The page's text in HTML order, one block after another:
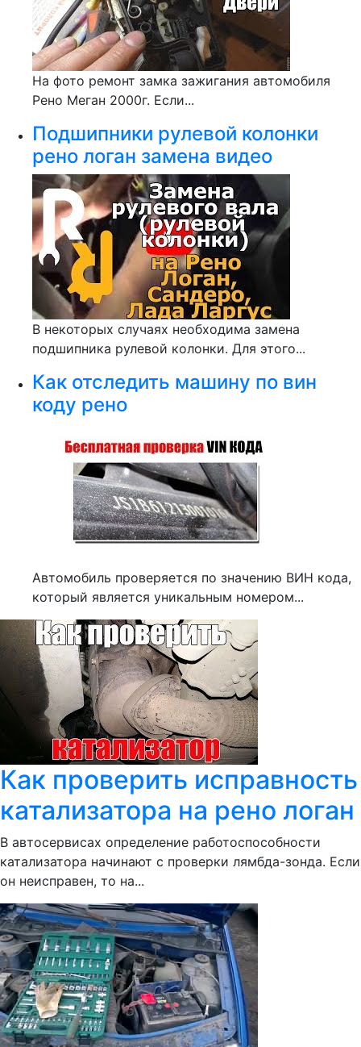
На фото ремонт замка зажигания автомобиля
Рено Меган 2000г. Если...
Подшипники рулевой колонки
рено логан замена видео
В некоторых случаях необходима замена
подшипника рулевой колонки. Для этого...
Как отследить машину по вин
коду рено
Автомобиль проверяется по значению ВИН кода,
который является уникальным номером...
Как проверить исправность
катализатора на рено логан
В автосервисах определение работоспособности
катализатора начинают с проверки лямбда-зонда. Если
он неисправен, то на...